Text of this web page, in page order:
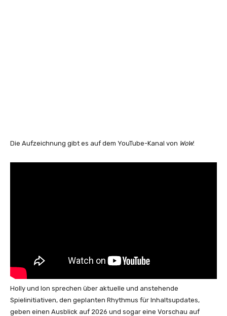
Die Aufzeichnung gibt es auf dem YouTube-Kanal von WoW:
Holly und Ion sprechen über aktuelle und anstehende
Spielinitiativen, den geplanten Rhythmus für Inhaltsupdates,
geben einen Ausblick auf 2026 und sogar eine Vorschau auf